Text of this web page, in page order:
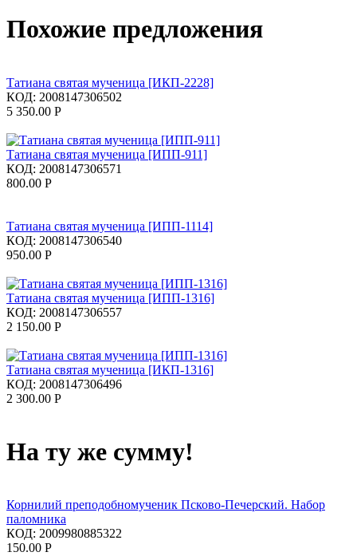
Похожие предложения
Татиана святая мученица [ИКП-2228]
КОД: 2008147306502
5 350.00 Р
Татиана святая мученица [ИПП-911]
КОД: 2008147306571
800.00 Р
Татиана святая мученица [ИПП-1114]
КОД: 2008147306540
950.00 Р
Татиана святая мученица [ИПП-1316]
КОД: 2008147306557
2 150.00 Р
Татиана святая мученица [ИКП-1316]
КОД: 2008147306496
2 300.00 Р
На ту же сумму!
Корнилий преподобномученик Псково-Печерский. Набор
паломника
КОД: 2009980885322
150.00 Р